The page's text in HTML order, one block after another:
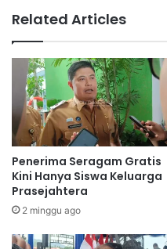
Related Articles
Penerima Seragam Gratis
Kini Hanya Siswa Keluarga
Prasejahtera
2 minggu ago